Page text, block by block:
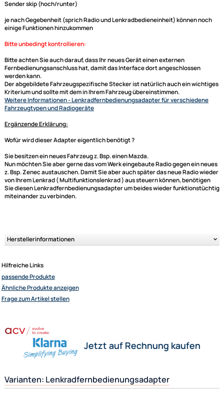
Sie benötigen kein zusätzlichesRadioanschlusskabel, da dieses
Lenkradinterfaceschon einen Fahrzeugspezifischen Kabelsatz auf ISO
mitbringt. Bei Adaptern mit CAN BUS werden in den meisten Fällen
Signale wie der Speed Pulse (Geschwindigkeitssignal), Zündungsplus,
Rückfahrsignal oder Innenraumbeleuchtung zur Verfügung gestellt.
Daten werden dann aber auch immer gesondert in der Beschreibung mit
aufgeführt.
generell unterstützte Funktionen:
Laut -- Leise
Titel skip (hoch/runter)
Sender skip (hoch/runter)
je nach Gegebenheit (sprich Radio und Lenkradbedieneinheit) können
einige Funktionen hinzukommen
Bitte unbedingt kontrollieren:
Bitte achten Sie auch darauf, dass Ihr neues Gerät einen externen
Fernbedienungsanschluss hat, damit das Interface dort angeschlossen
Weitere Informationen - Lenkradfernbedienungsadapter für
Fahrzeugtypen und Radiogeräte
Ergänzende Erklärung:
Wofür wird dieser Adapter eigentlich benötigt ?
Sie besitzen ein neues Fahrzeug z. Bsp. einen Mazda.
von Ihrem Lenkrad ( Multifunktionslenkrad ) aus steuern können,
Sie diesen Lenkradfernbedienungsadapter um beides wieder
miteinander zu verbinden.
Herstellerinformationen
Ultramall
Zahlungsarten
Wir versenden mit